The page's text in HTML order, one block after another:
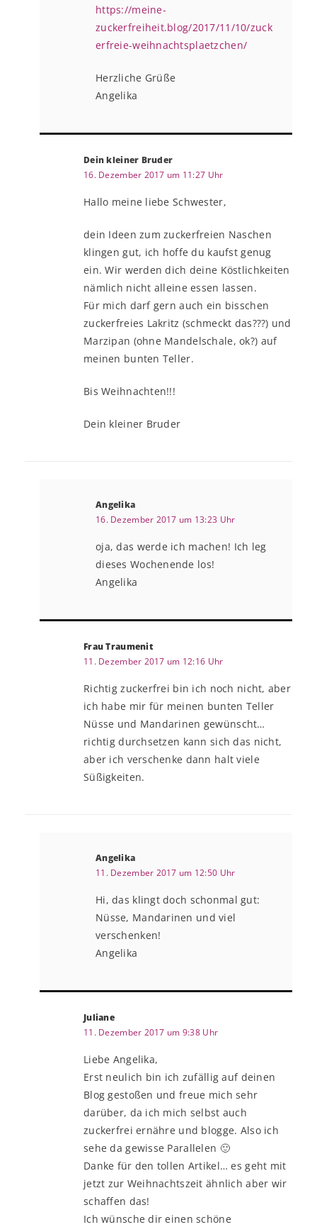
https://meine-
zuckerfreiheit.blog/2017/11/10/zuck
erfreie-weihnachtsplaetzchen/
Herzliche Grüße
Angelika
Dein kleiner Bruder
16. Dezember 2017 um 11:27 Uhr
Hallo meine liebe Schwester,
dein Ideen zum zuckerfreien Naschen
klingen gut, ich hoffe du kaufst genug
ein. Wir werden dich deine Köstlichkeiten
nämlich nicht alleine essen lassen.
Für mich darf gern auch ein bisschen
zuckerfreies Lakritz (schmeckt das???) und
Marzipan (ohne Mandelschale, ok?) auf
meinen bunten Teller.
Bis Weihnachten!!!
Dein kleiner Bruder
Angelika
16. Dezember 2017 um 13:23 Uhr
oja, das werde ich machen! Ich leg
dieses Wochenende los!
Angelika
Frau Traumenit
11. Dezember 2017 um 12:16 Uhr
Richtig zuckerfrei bin ich noch nicht, aber
ich habe mir für meinen bunten Teller
Nüsse und Mandarinen gewünscht…
richtig durchsetzen kann sich das nicht,
aber ich verschenke dann halt viele
Süßigkeiten.
Angelika
11. Dezember 2017 um 12:50 Uhr
Hi, das klingt doch schonmal gut:
Nüsse, Mandarinen und viel
verschenken!
Angelika
Juliane
11. Dezember 2017 um 9:38 Uhr
Liebe Angelika,
Erst neulich bin ich zufällig auf deinen
Blog gestoßen und freue mich sehr
darüber, da ich mich selbst auch
zuckerfrei ernähre und blogge. Also ich
sehe da gewisse Parallelen 🙂
Danke für den tollen Artikel… es geht mit
jetzt zur Weihnachtszeit ähnlich aber wir
schaffen das!
Ich wünsche dir einen schöne